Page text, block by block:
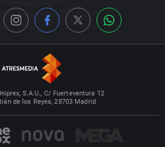
S.A.U., C/ Fuerteventura 12
de los Reyes, 28703 Madrid